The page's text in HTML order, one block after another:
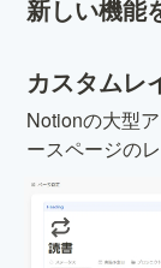
新しい機能
カスタムレ
Notionの大型
ースページの